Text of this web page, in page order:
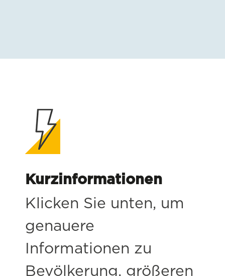
Kurzinformationen
Klicken Sie unten, um
genauere
Informationen zu
Bevölkerung, größeren